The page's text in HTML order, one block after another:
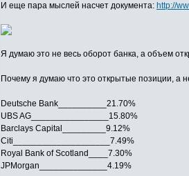
И еще пара мыслей насчет документа: http://
Я думаю это не весь оборот банка, а объем
Почему я думаю что это открытые позиции, а
Deutsche Bank__________21.70%
UBS AG________________15.80%
Barclays Capital_________9.12%
Citi____________________7.49%
Royal Bank of Scotland____7.30%
JPMorgan______________4.19%